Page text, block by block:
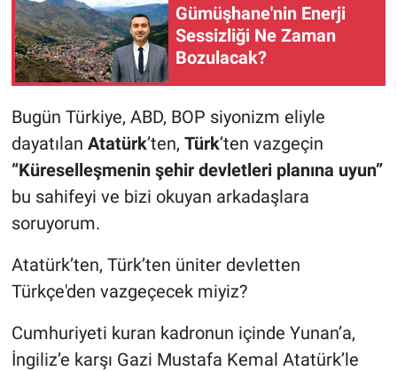
Gümüşhane'nin Enerji
Sessizliği Ne Zaman
Bozulacak?
Bugün Türkiye, ABD, BOP siyonizm eliyle
dayatılan Atatürk’ten, Türk’ten vazgeçin
“Küreselleşmenin şehir devletleri planına uyun”
bu sahifeyi ve bizi okuyan arkadaşlara
soruyorum.
Atatürk’ten, Türk’ten üniter devletten
Türkçe'den vazgeçecek miyiz?
Cumhuriyeti kuran kadronun içinde Yunan’a,
İngiliz’e karşı Gazi Mustafa Kemal Atatürk’le